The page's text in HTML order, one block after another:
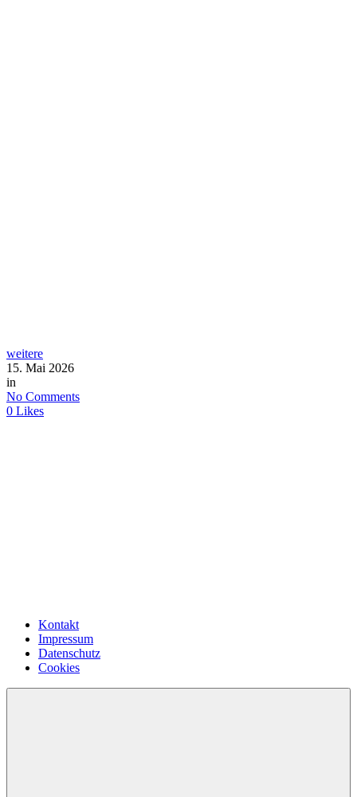
weitere
15. Mai 2026
in
No Comments
0 Likes
Kontakt
Impressum
Datenschutz
Cookies